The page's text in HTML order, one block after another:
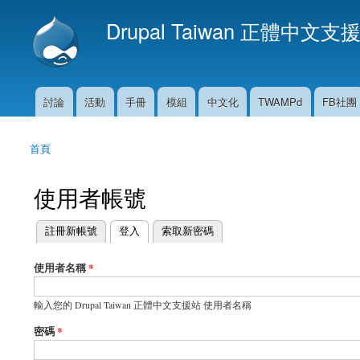
Drupal Taiwan 正體中文支
主選單
討論 活動 手冊 模組 中文化 TWAMPd FB社團
您在這裡
首頁
使用者帳號
主要索引標籤
註冊新帳號 登入
(作用中頁籤) 索取新密碼
使用者名稱*
輸入您的 Drupal Taiwan 正體中文支援站 使用者名稱
密碼*